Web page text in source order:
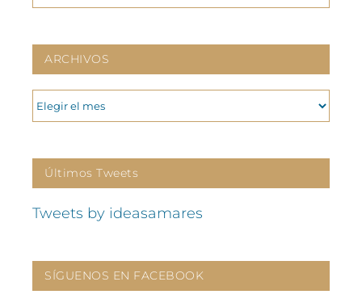
ARCHIVOS
ARCHIVOS
Últimos Tweets
Tweets by ideasamares
SÍGUENOS EN FACEBOOK